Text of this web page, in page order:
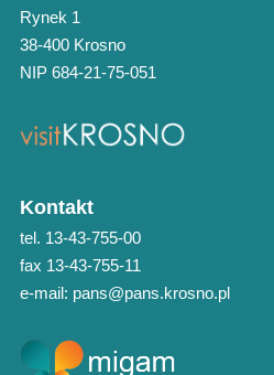
Rynek 1
38-400 Krosno
NIP 684-21-75-051
Kontakt
tel. 13-43-755-00
fax 13-43-755-11
e-mail: pans@pans.krosno.pl